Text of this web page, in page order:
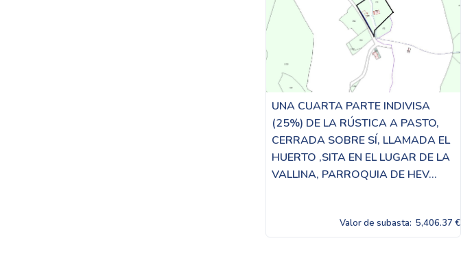
UNA CUARTA PARTE INDIVISA
(25%) DE LA RÚSTICA A PASTO,
CERRADA SOBRE SÍ, LLAMADA EL
HUERTO ,SITA EN EL LUGAR DE LA
VALLINA, PARROQUIA DE HEV...
Valor de subasta: 5,406.37 €